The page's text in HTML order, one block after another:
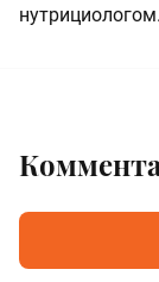
нутрициологом.